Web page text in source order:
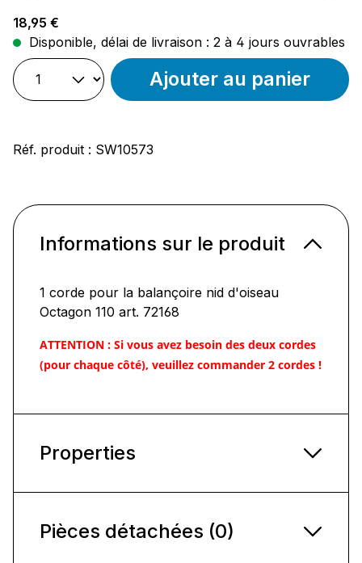
Prix régulier :
18,95 €
Disponible, délai de livraison : 2 à 4 jours ouvrables
Ajouter au panier
Réf. produit : SW10573
Informations sur le produit
1 corde pour la balançoire nid d'oiseau
Octagon 110 art. 72168
ATTENTION : Si vous avez besoin des deux cordes
(pour chaque côté), veuillez commander 2 cordes !
Properties
Pièces détachées (0)